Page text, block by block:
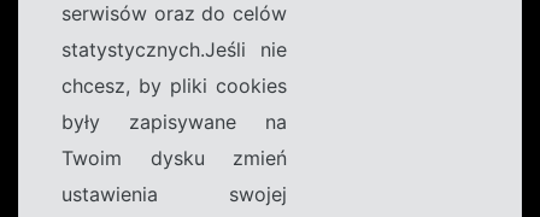
serwisów oraz do celów
statystycznych.Jeśli nie
chcesz, by pliki cookies
były zapisywane na
Twoim dysku zmień
ustawienia swojej